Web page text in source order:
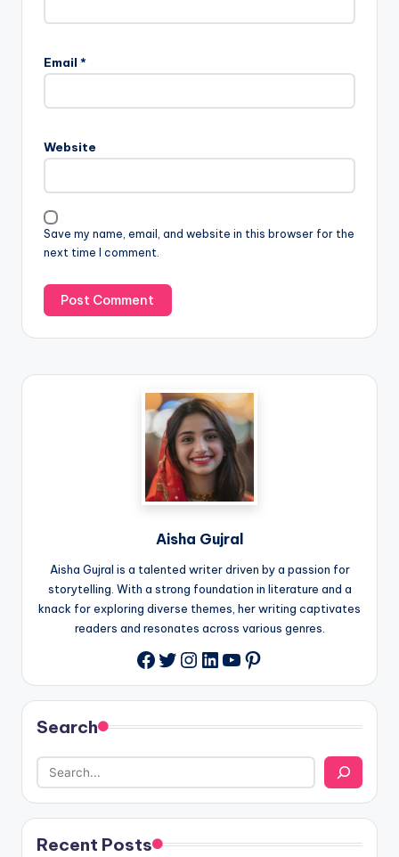
Email *
Website
Save my name, email, and website in this browser for the
next time I comment.
Aisha Gujral
Aisha Gujral is a talented writer driven by a passion for
storytelling. With a strong foundation in literature and a
knack for exploring diverse themes, her writing captivates
readers and resonates across various genres.
Facebook
Twitter
Instagram
LinkedIn
YouTube
Pinterest
Search
Recent Posts